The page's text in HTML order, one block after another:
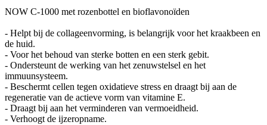
NOW C-1000 met rozenbottel en bioflavonoïden
- Helpt bij de collageenvorming, is belangrijk voor het kraakbeen en
de huid.
- Voor het behoud van sterke botten en een sterk gebit.
- Ondersteunt de werking van het zenuwstelsel en het
immuunsysteem.
- Beschermt cellen tegen oxidatieve stress en draagt bij aan de
regeneratie van de actieve vorm van vitamine E.
- Draagt bij aan het verminderen van vermoeidheid.
- Verhoogt de ijzeropname.